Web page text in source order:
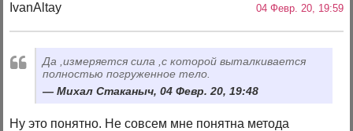
IvanAltay 04 Февр. 20, 19:59
Да ,измеряется сила ,с которой выталкивается
полностью погруженное тело.
Михал Стаканыч, 04 Февр. 20, 19:48
Ну это понятно. Не совсем мне понятна метода